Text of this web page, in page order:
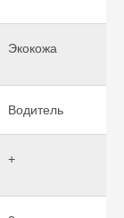
Экокожа
Водитель
+